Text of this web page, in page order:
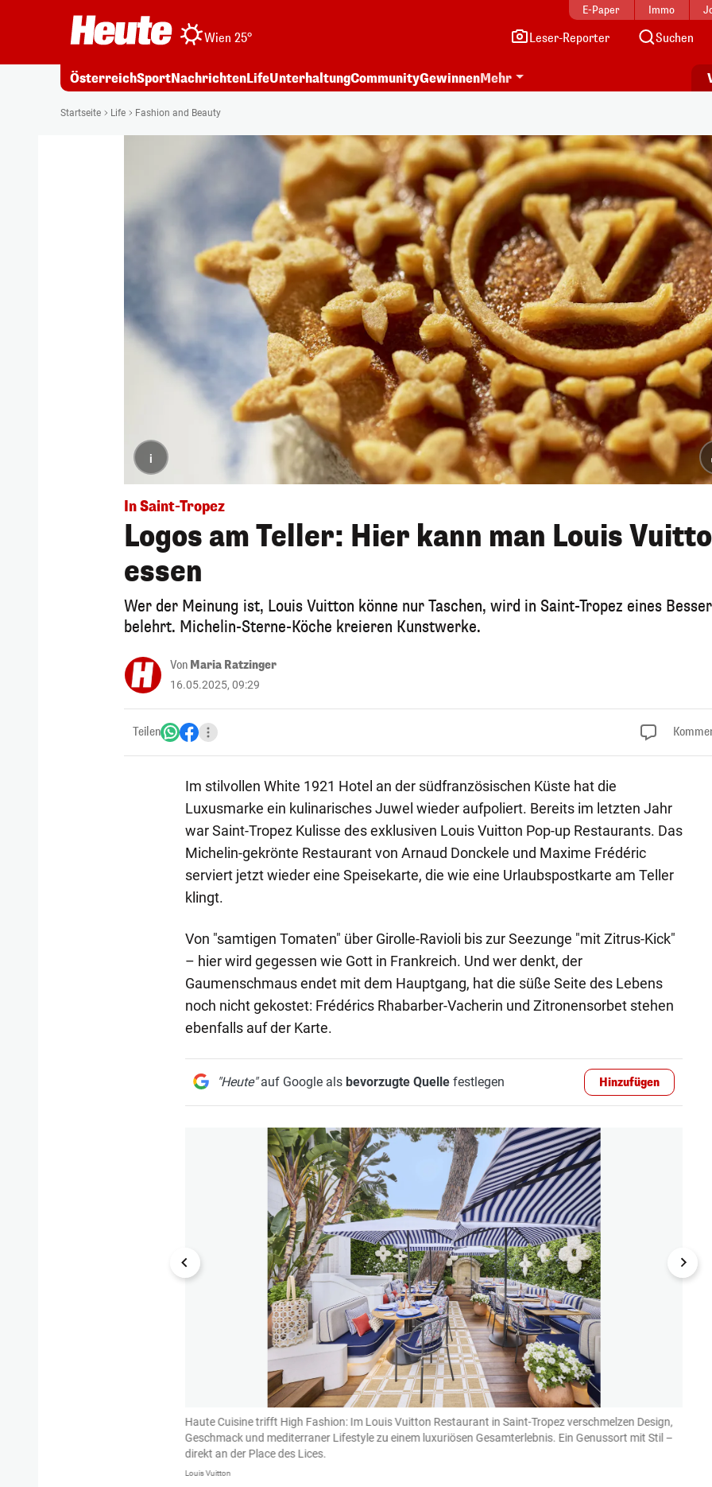
E-Paper Immo
Wien 25° Leser-Reporter Suchen
ÖsterreichSportNachrichtenLifeUnterhaltungCommunityGewinnenMehr
Startseite Life Fashion and Beauty
i
In Saint-Tropez
Logos am Teller: Hier kann man Louis
essen
Wer der Meinung ist, Louis Vuitton könne nur Taschen, wird in Saint-Tropez eines
belehrt. Michelin-Sterne-Köche kreieren Kunstwerke.
Von Maria Ratzinger
16.05.2025, 09:29
Teilen
Im stilvollen White 1921 Hotel an der südfranzösischen Küste hat die
Luxusmarke ein kulinarisches Juwel wieder aufpoliert. Bereits im letzten Jahr
war Saint-Tropez Kulisse des exklusiven Louis Vuitton Pop-up Restaurants. Das
Michelin-gekrönte Restaurant von Arnaud Donckele und Maxime Frédéric
serviert jetzt wieder eine Speisekarte, die wie eine Urlaubspostkarte am Teller
klingt.
Von "samtigen Tomaten" über Girolle-Ravioli bis zur Seezunge "mit Zitrus-Kick"
– hier wird gegessen wie Gott in Frankreich. Und wer denkt, der
Gaumenschmaus endet mit dem Hauptgang, hat die süße Seite des Lebens
noch nicht gekostet: Frédérics Rhabarber-Vacherin und Zitronensorbet stehen
ebenfalls auf der Karte.
"Heute"auf Google als bevorzugte Quellefestlegen Hinzufügen
1/6
Haute Cuisine trifft High Fashion: Im Louis Vuitton Restaurant in Saint-Tropez verschmelzen Design,
Geschmack und mediterraner Lifestyle zu einem luxuriösen Gesamterlebnis. Ein Genussort mit Stil –
direkt an der Place des Lices.
Louis Vuitton